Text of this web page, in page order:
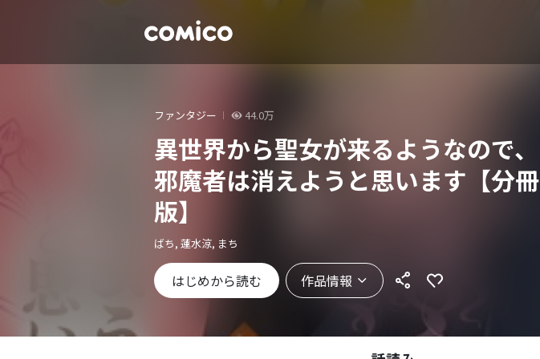
ファンタジー 44.0万
異世界から聖女が来るようなので、
邪魔者は消えようと思います【分冊
版】
ばち, 蓮水涼, まち
はじめから読む 作品情報